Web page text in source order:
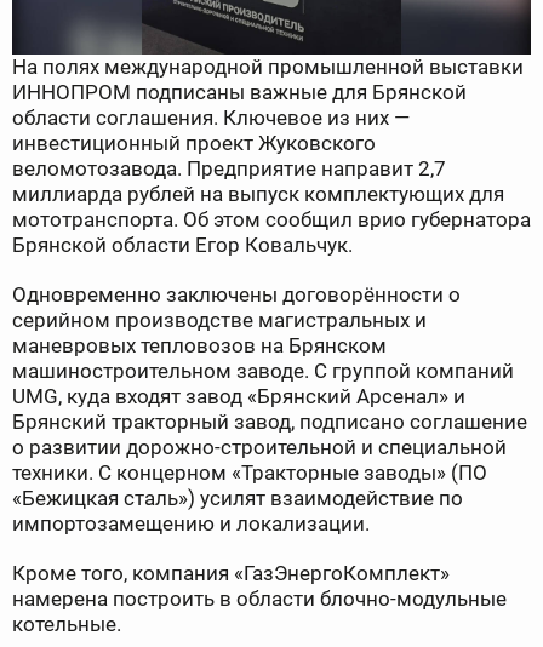
На полях международной промышленной выставки
ИННОПРОМ подписаны важные для Брянской
области соглашения. Ключевое из них —
инвестиционный проект Жуковского
веломотозавода. Предприятие направит 2,7
миллиарда рублей на выпуск комплектующих для
мототранспорта. Об этом сообщил врио губернатора
Брянской области Егор Ковальчук.
Одновременно заключены договорённости о
серийном производстве магистральных и
маневровых тепловозов на Брянском
машиностроительном заводе. С группой компаний
UMG, куда входят завод «Брянский Арсенал» и
Брянский тракторный завод, подписано соглашение
о развитии дорожно-строительной и специальной
техники. С концерном «Тракторные заводы» (ПО
«Бежицкая сталь») усилят взаимодействие по
импортозамещению и локализации.
Кроме того, компания «ГазЭнергоКомплект»
намерена построить в области блочно-модульные
котельные.